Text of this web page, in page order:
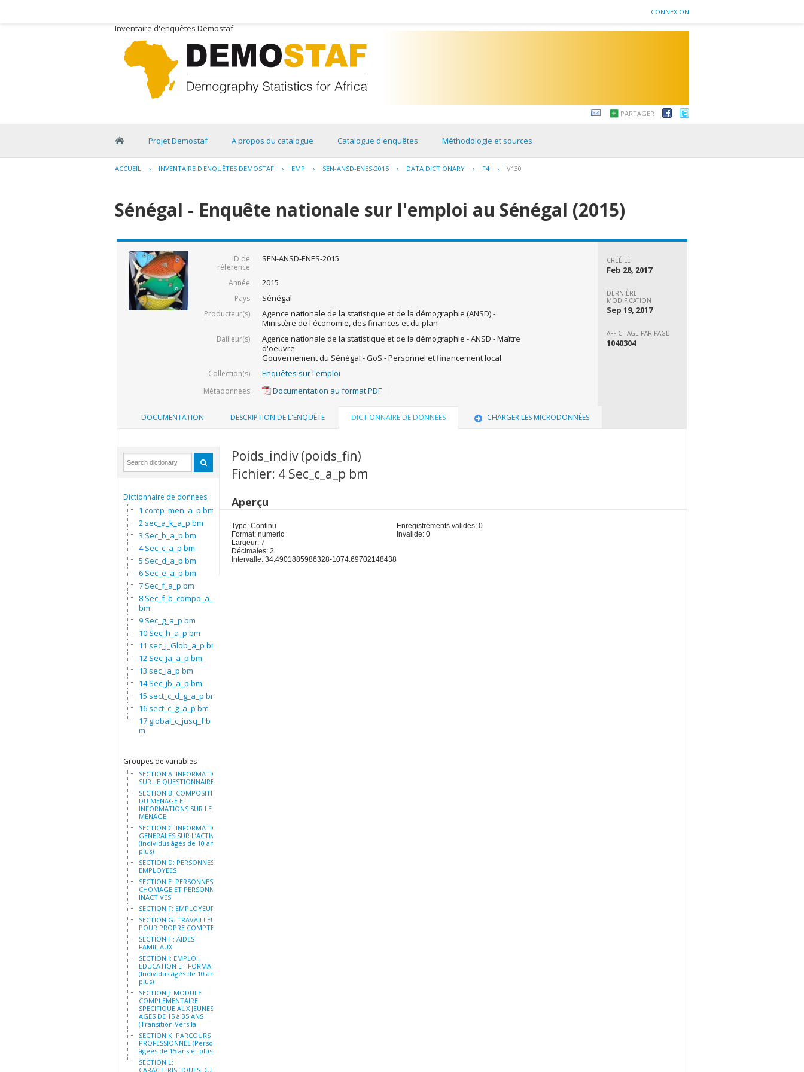
CONNEXION
Inventaire d'enquêtes Demostaf
PARTAGER
Projet Demostaf A propos du catalogue Catalogue d'enquêtes Méthodologie et sources
ACCUEIL › INVENTAIRE D'ENQUÊTES DEMOSTAF › EMP › SEN-ANSD-ENES-2015 › DATA DICTIONARY › F4 › V130
Sénégal - Enquête nationale sur l'emploi au Sénégal (2015)
ID de
référence
SEN-ANSD-ENES-2015
Année 2015
Pays Sénégal
Producteur(s)
Agence nationale de la statistique et de la démographie (ANSD) -
Ministère de l'économie, des finances et du plan
Bailleur(s)
Agence nationale de la statistique et de la démographie - ANSD - Maître
d'oeuvre
Gouvernement du Sénégal - GoS - Personnel et financement local
Collection(s) Enquêtes sur l'emploi
Métadonnées Documentation au format PDF
CRÉÉ LE
Feb 28, 2017
DERNIÈRE
MODIFICATION
Sep 19, 2017
AFFICHAGE PAR PAGE
1040304
DOCUMENTATION DESCRIPTION DE L'ENQUÊTE DICTIONNAIRE DE DONNÉES CHARGER LES MICRODONNÉES
Dictionnaire de données
1 comp_men_a_p bm
2 sec_a_k_a_p bm
3 Sec_b_a_p bm
4 Sec_c_a_p bm
5 Sec_d_a_p bm
6 Sec_e_a_p bm
7 Sec_f_a_p bm
8 Sec_f_b_compo_a_p
bm
9 Sec_g_a_p bm
10 Sec_h_a_p bm
11 sec_J_Glob_a_p bm
12 Sec_ja_a_p bm
13 sec_ja_p bm
14 Sec_jb_a_p bm
15 sect_c_d_g_a_p bm
16 sect_c_g_a_p bm
17 global_c_jusq_f b
m
Groupes de variables
SECTION A: INFORMATION
SUR LE QUESTIONNAIRE
SECTION B: COMPOSITION
DU MENAGE ET
INFORMATIONS SUR LE
MENAGE
SECTION C: INFORMATIONS
GENERALES SUR L’ACTIVITE
(Individus âgés de 10 ans et
plus)
SECTION D: PERSONNES
EMPLOYEES
SECTION E: PERSONNES AU
CHOMAGE ET PERSONNES
INACTIVES
SECTION F: EMPLOYEURS
SECTION G: TRAVAILLEURS
POUR PROPRE COMPTE
SECTION H: AIDES
FAMILIAUX
SECTION I: EMPLOI,
EDUCATION ET FORMATION
(Individus âgés de 10 ans et
plus)
SECTION J: MODULE
COMPLEMENTAIRE
SPECIFIQUE AUX JEUNES
AGES DE 15 à 35 ANS
(Transition Vers la
SECTION K: PARCOURS
PROFESSIONNEL (Personnes
âgées de 15 ans et plus)
SECTION L:
CARACTERISTIQUES DU
Poids_indiv (poids_fin)
Fichier: 4 Sec_c_a_p bm
Aperçu
Type: Continu
Format: numeric
Largeur: 7
Décimales: 2
Intervalle: 34.4901885986328-1074.69702148438
Enregistrements valides: 0
Invalide: 0